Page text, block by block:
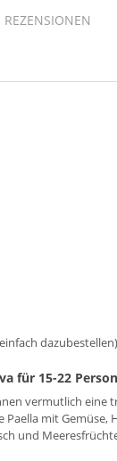
REZENSIONEN
dazubestellen)
für 15-22
vermutlich
mit
und